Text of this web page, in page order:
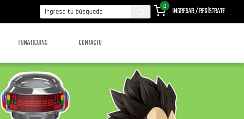
0 INGRESAR / REGÍSTRATE
FUNATICOINS CONTACTO